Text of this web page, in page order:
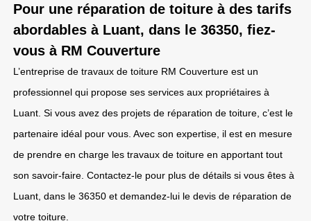
Pour une réparation de toiture à des tarifs
abordables à Luant, dans le 36350, fiez-
vous à RM Couverture
L’entreprise de travaux de toiture RM Couverture est un
professionnel qui propose ses services aux propriétaires à
Luant. Si vous avez des projets de réparation de toiture, c’est le
partenaire idéal pour vous. Avec son expertise, il est en mesure
de prendre en charge les travaux de toiture en apportant tout
son savoir-faire. Contactez-le pour plus de détails si vous êtes à
Luant, dans le 36350 et demandez-lui le devis de réparation de
votre toiture.